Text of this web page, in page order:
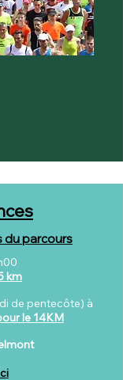
du parcours
km
de pentecôte) à
le 14KM